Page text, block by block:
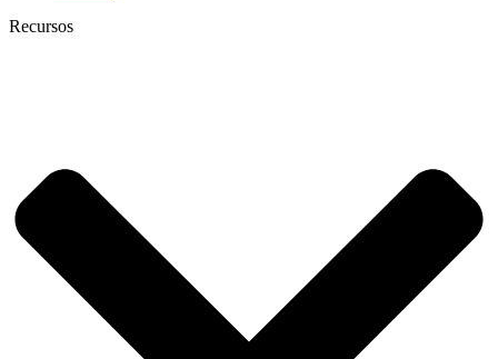
Recursos